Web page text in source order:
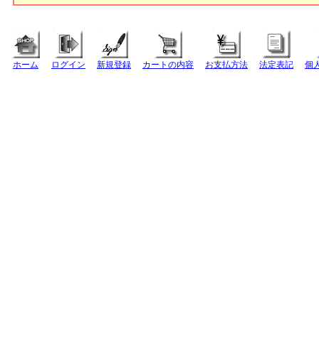
ホーム ログイン 新規登録 カートの内容 お支払方法 法定表記 個